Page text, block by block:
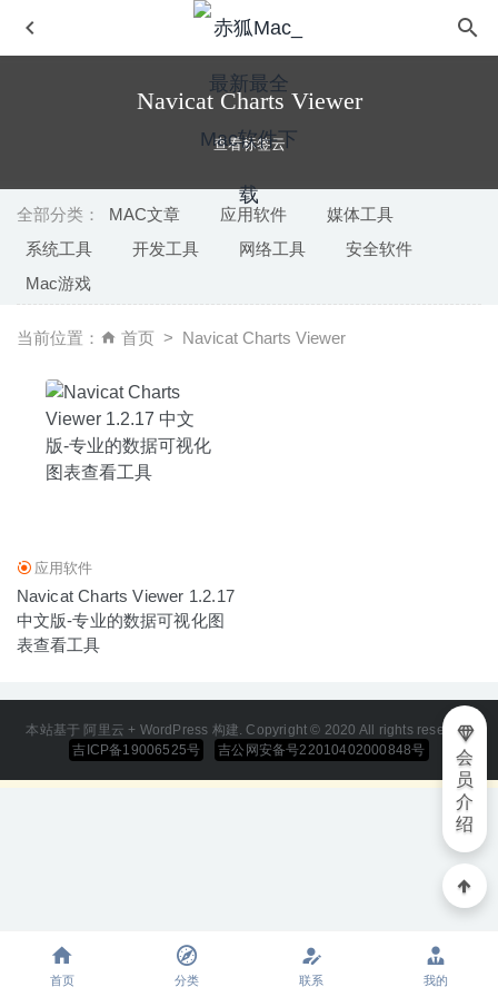
Navicat Charts Viewer
查看标签云
全部分类： MAC文章 应用软件
媒体工具
系统工具
开发工具 网络工具
安全软件
Mac游戏
当前位置： 首页 Navicat Charts Viewer
应用软件
Navicat Charts Viewer 1.2.17
中文版-专业的数据可视化图
表查看工具
本站基于 阿里云 + WordPress 构建. Copyright © 2020 All rights reserved
吉ICP备19006525号
吉公网安备号22010402000848号
会
员
介
绍
2023-02-24
SSH Config Editor Pro 1.13 – 非常方便的SSH配置编辑工
beaTunes 5.2.7 for Mac- 优秀的iTunes音乐管理播放工具
2020-03-31
Affinity Publisher 1.8.4 中文版-逆天的专业设计必备软件
2020-08-04
首页 分类 联系 我的